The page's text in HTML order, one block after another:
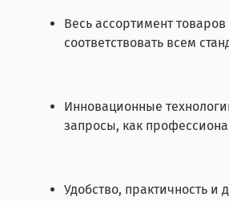
Весь ассортимент
соответствовать всем
Инновационные
запросы, как
Удобство, практичность и